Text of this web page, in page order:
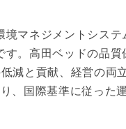
マネジメントシステ
。高田ベッドの品
と貢献、経営の両
国際基準に従った